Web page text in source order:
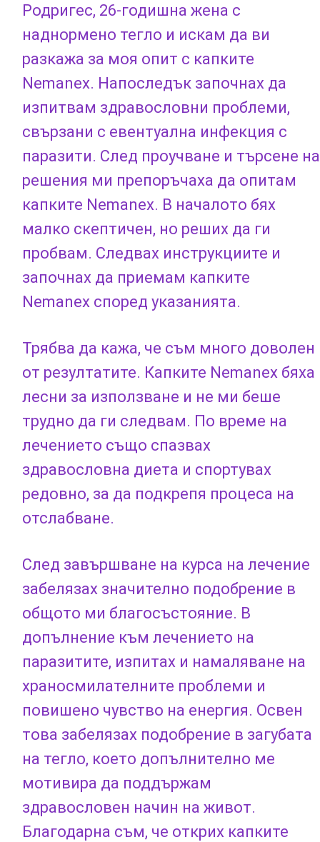
Родригес, 26-годишна жена с
наднормено тегло и искам да ви
разкажа за моя опит с капките
Nemanex. Напоследък започнах да
изпитвам здравословни проблеми,
свързани с евентуална инфекция с
паразити. След проучване и търсене на
решения ми препоръчаха да опитам
капките Nemanex. В началото бях
малко скептичен, но реших да ги
пробвам. Следвах инструкциите и
започнах да приемам капките
Nemanex според указанията.
Трябва да кажа, че съм много доволен
от резултатите. Капките Nemanex бяха
лесни за използване и не ми беше
трудно да ги следвам. По време на
лечението също спазвах
здравословна диета и спортувах
редовно, за да подкрепя процеса на
отслабване.
След завършване на курса на лечение
забелязах значително подобрение в
общото ми благосъстояние. В
допълнение към лечението на
паразитите, изпитах и ​​намаляване на
храносмилателните проблеми и
повишено чувство на енергия. Освен
това забелязах подобрение в загубата
на тегло, което допълнително ме
мотивира да поддържам
здравословен начин на живот.
Благодарна съм, че открих капките